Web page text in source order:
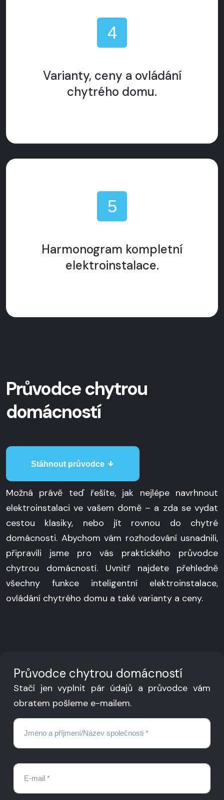
4
Varianty, ceny a ovládání
chytrého domu.
5
Harmonogram kompletní
elektroinstalace.
Průvodce chytrou
domácností
Stáhnout průvodce
Možná právě teď řešíte, jak nejlépe navrhnout
elektroinstalaci ve vašem domě – a zda se vydat
cestou klasiky, nebo jít rovnou do chytré
domácnosti. Abychom vám rozhodování usnadnili,
připravili jsme pro vás praktického průvodce
chytrou domácností. Uvnitř najdete přehledně
všechny funkce inteligentní elektroinstalace,
ovládání chytrého domu a také varianty a ceny.
Průvodce chytrou domácností
Stačí jen vyplnit pár údajů a průvodce vám
obratem pošleme e-mailem.